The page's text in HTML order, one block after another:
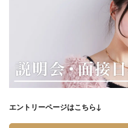
エントリーページはこちら↓